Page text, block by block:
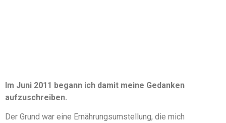
Im Juni 2011 begann ich damit meine Gedanken
aufzuschreiben.
Der Grund war eine Ernährungsumstellung, die mich